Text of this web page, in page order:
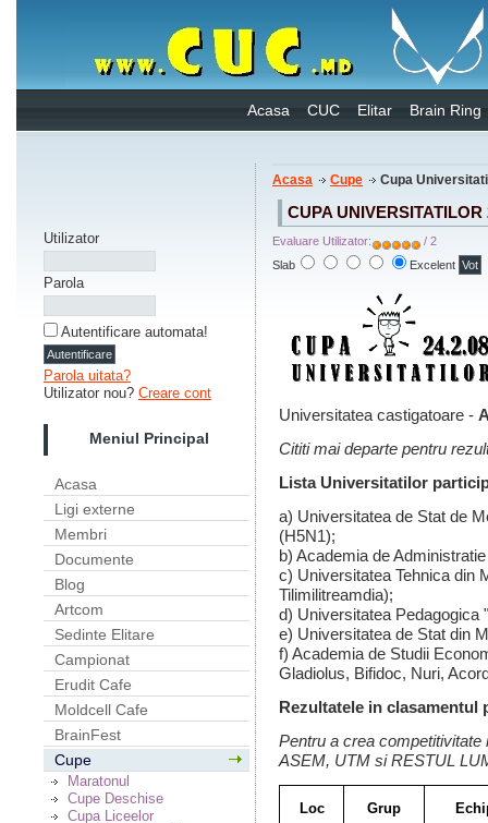
Acasa CUC Elitar Brain Ring
Utilizator
Parola
Autentificare automata!
Parola uitata?
Utilizator nou? Creare cont
Meniul Principal
Acasa
Ligi externe
Membri
Documente
Blog
Artcom
Sedinte Elitare
Campionat
Erudit Cafe
Moldcell Cafe
BrainFest
Cupe
Maratonul
Cupe Deschise
Cupa Liceelor
Acasa Cupe Cupa
CUPA UNIVERSITATILOR
Evaluare Utilizator:
/ 2
Slab
Excelent
Universitatea castigatoare -
Cititi mai departe pentru
Lista Universitatilor
a) Universitatea de Stat de
(H5N1);
b) Academia de
c) Universitatea Tehnica din
Tilimilitreamdia);
d) Universitatea Pedagogica
e) Universitatea de Stat din
f) Academia de Studii
Gladiolus, Bifidoc, Nuri,
Rezultatele in clasamentul
Pentru a crea competitivitate
ASEM, UTM si RESTUL
Loc Grup